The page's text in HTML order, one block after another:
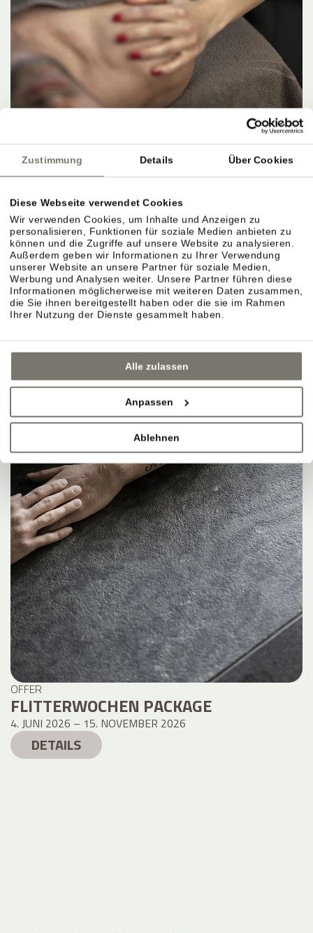
Zustimmung Details Über Cookies
Diese Webseite verwendet Cookies
Wir verwenden Cookies, um Inhalte und Anzeigen zu
personalisieren, Funktionen für soziale Medien anbieten zu
können und die Zugriffe auf unsere Website zu analysieren.
Außerdem geben wir Informationen zu Ihrer Verwendung
unserer Website an unsere Partner für soziale Medien,
Werbung und Analysen weiter. Unsere Partner führen diese
Informationen möglicherweise mit weiteren Daten zusammen,
die Sie ihnen bereitgestellt haben oder die sie im Rahmen
Ihrer Nutzung der Dienste gesammelt haben.
Alle zulassen
Anpassen
Ablehnen
HERBSTANGEBOT 4=3
8. NOVEMBER 2026 – 15. NOVEMBER 2026
567,00 €
DETAILS
OFFER
FLITTERWOCHEN PACKAGE
4. JUNI 2026 – 15. NOVEMBER 2026
DETAILS